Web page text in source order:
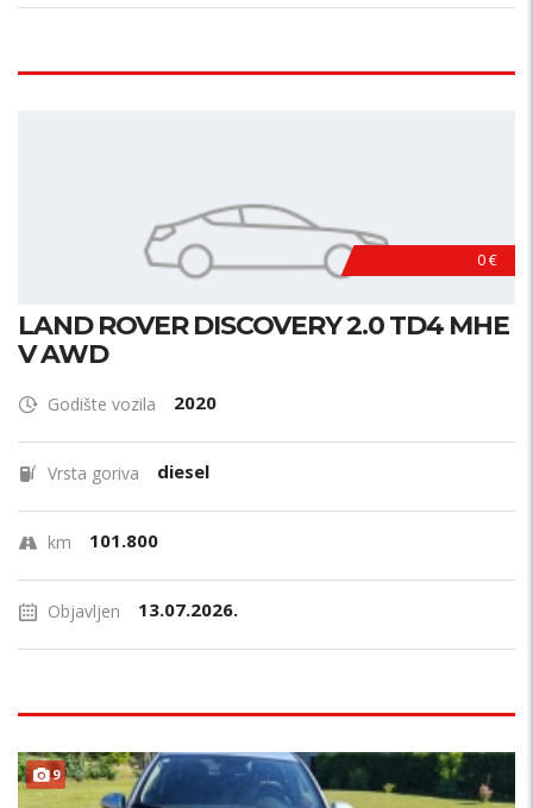
0 €
LAND ROVER DISCOVERY 2.0 TD4 MHE
V AWD
Godište vozila 2020
Vrsta goriva diesel
km 101.800
Objavljen 13.07.2026.
9